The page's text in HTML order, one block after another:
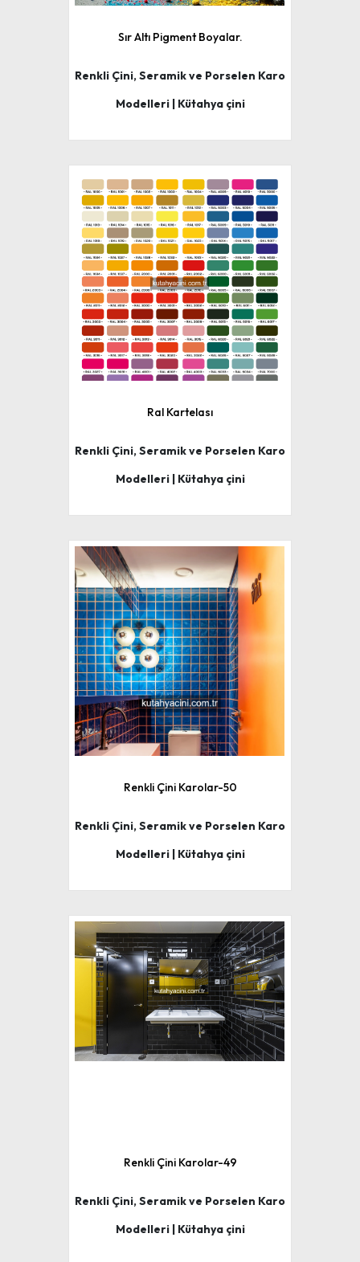
Sır Altı Pigment Boyalar.
Renkli Çini, Seramik ve Porselen Karo
Modelleri | Kütahya çini
Ral Kartelası
Renkli Çini, Seramik ve Porselen Karo
Modelleri | Kütahya çini
Renkli Çini Karolar-50
Renkli Çini, Seramik ve Porselen Karo
Modelleri | Kütahya çini
Renkli Çini Karolar-49
Renkli Çini, Seramik ve Porselen Karo
Modelleri | Kütahya çini